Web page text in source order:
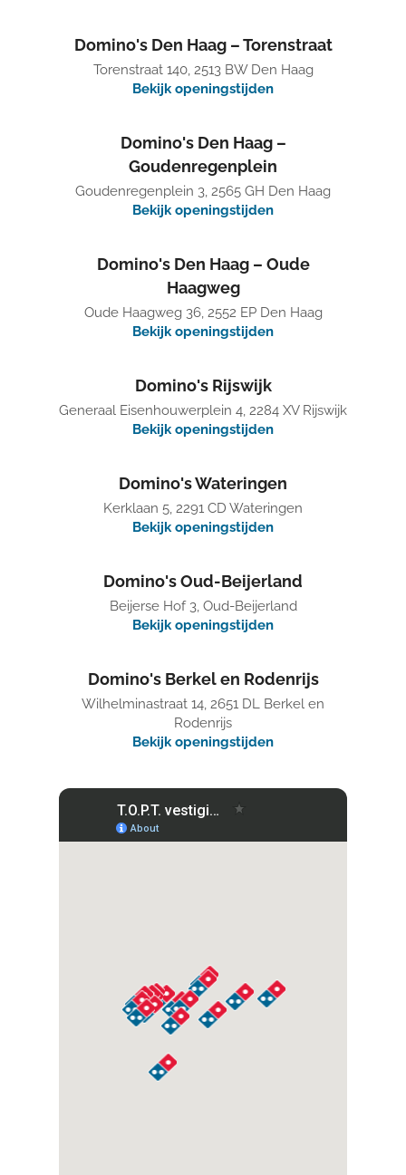
Domino's Den Haag – Torenstraat
Torenstraat 140, 2513 BW Den Haag
Bekijk openingstijden
Domino's Den Haag –
Goudenregenplein
Goudenregenplein 3, 2565 GH Den Haag
Bekijk openingstijden
Domino's Den Haag – Oude
Haagweg
Oude Haagweg 36, 2552 EP Den Haag
Bekijk openingstijden
Domino's Rijswijk
Generaal Eisenhouwerplein 4, 2284 XV Rijswijk
Bekijk openingstijden
Domino's Wateringen
Kerklaan 5, 2291 CD Wateringen
Bekijk openingstijden
Domino's Oud-Beijerland
Beijerse Hof 3, Oud-Beijerland
Bekijk openingstijden
Domino's Berkel en Rodenrijs
Wilhelminastraat 14, 2651 DL Berkel en
Rodenrijs
Bekijk openingstijden